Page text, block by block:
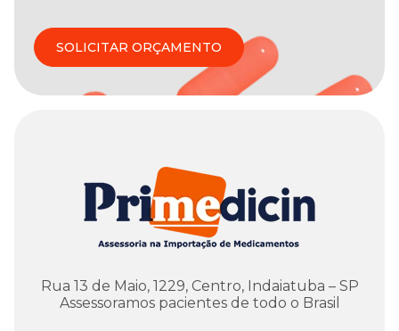
SOLICITAR ORÇAMENTO
Rua 13 de Maio, 1229, Centro, Indaiatuba – SP
Assessoramos pacientes de todo o Brasil